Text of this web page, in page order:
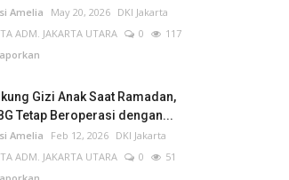
Amelia May 20, 2026 DKI Jakarta
ADM. JAKARTA UTARA
0
117
Gizi Anak Saat Ramadan,
Tetap Beroperasi dengan...
Amelia Feb 12, 2026 DKI Jakarta
ADM. JAKARTA UTARA
0
51